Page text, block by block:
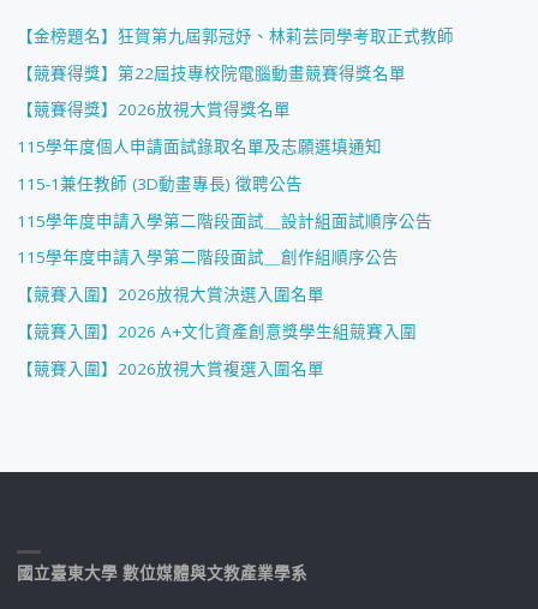
【金榜題名】狂賀第九屆郭冠妤、林莉芸同學考取正式教師
【競賽得獎】第22屆技專校院電腦動畫競賽得獎名單
【競賽得獎】2026放視大賞得獎名單
115學年度個人申請面試錄取名單及志願選填通知
115-1兼任教師 (3D動畫專長) 徵聘公告
115學年度申請入學第二階段面試＿設計組面試順序公告
115學年度申請入學第二階段面試＿創作組順序公告
【競賽入圍】2026放視大賞決選入圍名單
【競賽入圍】2026 A+文化資產創意獎學生組競賽入圍
【競賽入圍】2026放視大賞複選入圍名單
國立臺東大學 數位媒體與文教產業學系